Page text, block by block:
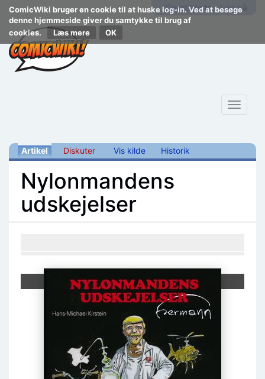
ComicWiki bruger en cookie til at huske log-in. Ved at besøge
denne hjemmeside giver du samtykke til brug af
cookies.
Læs mere
Opret konto Log på
Toggle
Artikel Diskuter Vis kilde Historik
Nylonmandens
udskejelser